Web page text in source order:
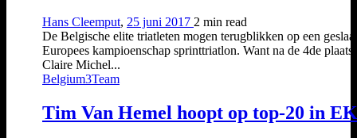
Hans Cleemput, 25 juni 2017 2 min read
De Belgische elite triatleten mogen terugblikken op een
Europees kampioenschap sprinttriatlon. Want na de 4de plaats
Claire Michel...
Belgium3Team
Tim Van Hemel hoopt op top-20 in EK